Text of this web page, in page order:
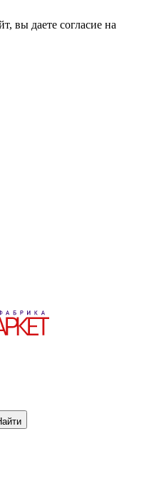
вы даете согласие на